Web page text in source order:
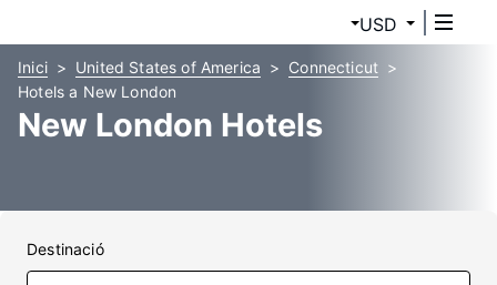
USD
Inici United States of America
Connecticut
Hotels a New London
New London Hotels
Destinació